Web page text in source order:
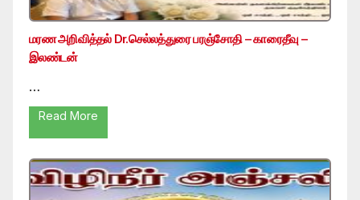
மரண அறிவித்தல் Dr.செல்லத்துரை பரஞ்சோதி – காரைதீவு –
இலண்டன்
…
Read More